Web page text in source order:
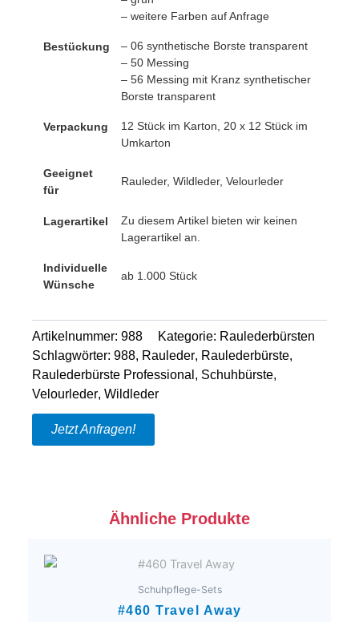
– weitere Farben auf Anfrage
Bestückung
– 06 synthetische Borste transparent
– 50 Messing
– 56 Messing mit Kranz synthetischer
Borste transparent
Verpackung
12 Stück im Karton, 20 x 12 Stück im
Umkarton
Geeignet
für
Rauleder, Wildleder, Velourleder
Lagerartikel
Zu diesem Artikel bieten wir keinen
Lagerartikel an.
Individuelle
Wünsche
ab 1.000 Stück
Artikelnummer: 988 Kategorie: Raulederbürsten
Schlagwörter: 988, Rauleder, Raulederbürste,
Raulederbürste Professional , Schuhbürste,
Velourleder, Wildleder
Jetzt Anfragen!
Ähnliche Produkte
Schuhpflege-Sets
#460 Travel Away